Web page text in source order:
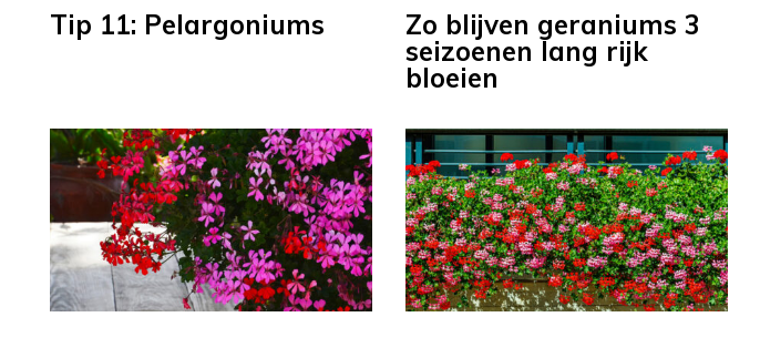
Tip 11: Pelargoniums
Zo blijven geraniums 3
seizoenen lang rijk
bloeien